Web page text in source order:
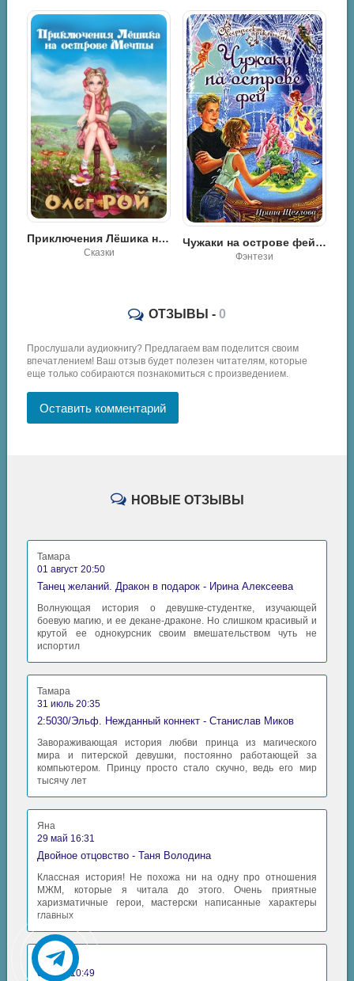
Приключения Лёшика на острове мечты - Олег Рой
Сказки
Чужаки на острове фей - Ирина Щеглова
Фэнтези
ОТЗЫВЫ - 0
Прослушали аудиокнигу? Предлагаем вам поделится своим
впечатлением! Ваш отзыв будет полезен читателям, которые
еще только собираются познакомиться с произведением.
Оставить комментарий
НОВЫЕ ОТЗЫВЫ
Тамара
01 август 20:50
Танец желаний. Дракон в подарок - Ирина Алексеева
Волнующая история о девушке-студентке, изучающей
боевую магию, и ее декане-драконе. Но слишком красивый и
крутой ее однокурсник своим вмешательством чуть не
испортил
Тамара
31 июль 20:35
2:5030/Эльф. Нежданный коннект - Станислав Миков
Завораживающая история любви принца из магического
мира и питерской девушки, постоянно работающей за
компьютером. Принцу просто стало скучно, ведь его мир
тысячу лет
Яна
29 май 16:31
Двойное отцовство - Таня Володина
Классная история! Не похожа ни на одну про отношения
МЖМ, которые я читала до этого. Очень приятные
харизматичные герои, мастерски написанные характеры
главных
Аида
06 май 10:49